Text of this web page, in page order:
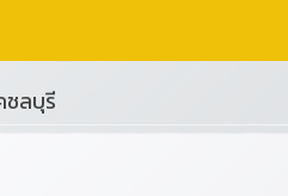
ชลบุรี